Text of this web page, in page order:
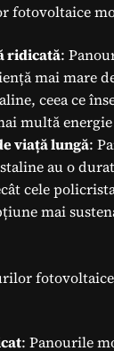
fotovoltaice
ridicată:
mai mare
ceea ce
multă
viață lungă:
au o
cele
mai
: Panourile